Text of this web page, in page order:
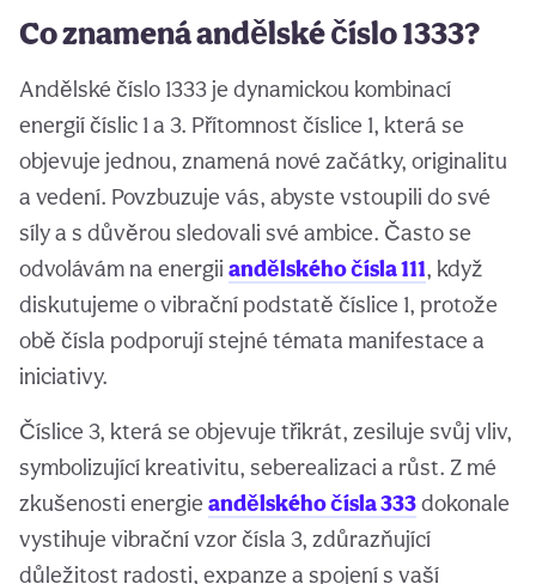
Co znamená andělské číslo 1333?
Andělské číslo 1333 je dynamickou kombinací
energií číslic 1 a 3. Přítomnost číslice 1, která se
objevuje jednou, znamená nové začátky, originalitu
a vedení. Povzbuzuje vás, abyste vstoupili do své
síly a s důvěrou sledovali své ambice. Často se
odvolávám na energii andělského čísla 111, když
diskutujeme o vibrační podstatě číslice 1, protože
obě čísla podporují stejné témata manifestace a
iniciativy.
Číslice 3, která se objevuje třikrát, zesiluje svůj vliv,
symbolizující kreativitu, seberealizaci a růst. Z mé
zkušenosti energie andělského čísla 333dokonale
vystihuje vibrační vzor čísla 3, zdůrazňující
důležitost radosti, expanze a spojení s vaší